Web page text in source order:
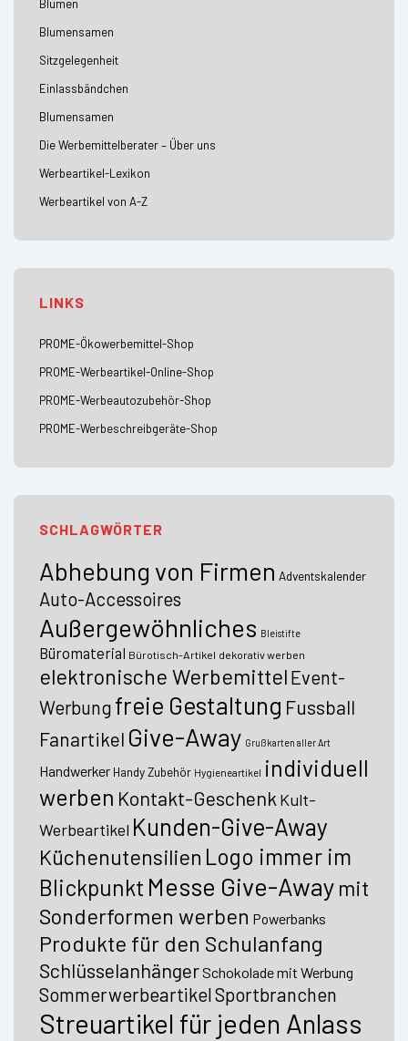
Blumen
Blumensamen
Sitzgelegenheit
Einlassbändchen
Blumensamen
Die Werbemittelberater – Über uns
Werbeartikel-Lexikon
Werbeartikel von A-Z
LINKS
PROME-Ökowerbemittel-Shop
PROME-Werbeartikel-Online-Shop
PROME-Werbeautozubehör-Shop
PROME-Werbeschreibgeräte-Shop
SCHLAGWÖRTER
Abhebung von Firmen Adventskalender
Auto-Accessoires
Außergewöhnliches Bleistifte
Büromaterial Bürotisch-Artikel dekorativ werben
elektronische Werbemittel Event-
Werbung freie Gestaltung Fussball
Fanartikel Give-Away Grußkarten aller Art
Handwerker Handy Zubehör Hygieneartikel individuell
werben Kontakt-Geschenk Kult-
Werbeartikel Kunden-Give-Away
Küchenutensilien Logo immer im
Blickpunkt Messe Give-Away mit
Sonderformen werben Powerbanks
Produkte für den Schulanfang
SchlüsselanhängerSchokolade mit Werbung
SommerwerbeartikelSportbranchen
Streuartikel für jeden Anlass